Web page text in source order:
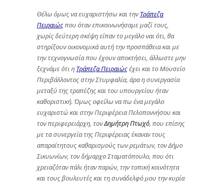
Θέλω όμως να ευχαριστήσω και τηνΤράπεζα
Πειραιώςπου όταν επικοινωνήσαμε μαζί τους,
χωρίς δεύτερη σκέψη είπαν το μεγάλο ναι ότι, θα
στηρίξουν οικονομικά αυτή την προσπάθεια και με
την τεχνογνωσία που έχουν αποκτήσει, άλλωστε μην
ξεχνάμε ότι η Τράπεζα Πειραιώςέχει και το Μουσείο
Περιβάλλοντος στην Στυμφαλία, άρα η συνεργασία
μεταξύ της τραπέζης και του υπουργείου ήταν
καθοριστική. Όμως οφείλω να πω ένα μεγάλο
ευχαριστώ και στην Περιφέρεια Πελοποννήσου και
τον περιφερειάρχη, τονΔημήτρη Πτωχό, που επίσης
με τα συνεργεία της Περιφέρειας έκαναν τους
απαραίτητους καθαρισμούς των ρεμάτων, τον Δήμο
Σικυωνίων, τον δήμαρχο Σταματόπουλο, που ότι
χρειαζόταν πάλι ήταν παρών, την τοπική κοινότητα
και τους βουλευτές και τη συνάδελφό μου την κυρία